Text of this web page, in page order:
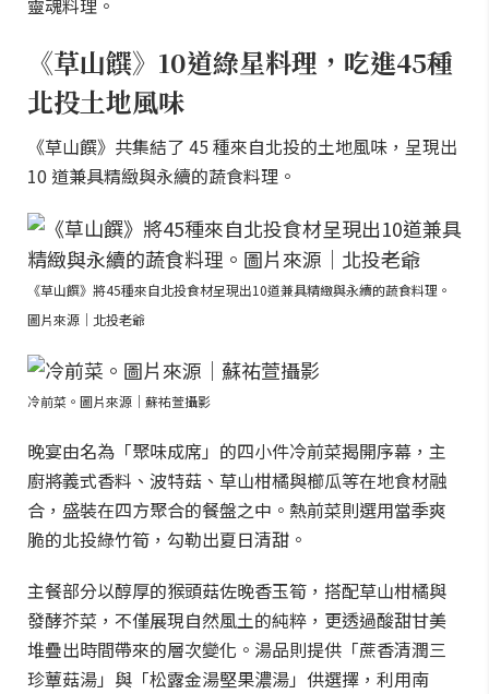
靈魂料理。
《草山饌》10道綠星料理，吃進45種
北投土地風味
《草山饌》共集結了 45 種來自北投的土地風味，呈現出
10 道兼具精緻與永續的蔬食料理。
《草山饌》將45種來自北投食材呈現出10道兼具精緻與永續的蔬食料理。
圖片來源｜北投老爺
冷前菜。圖片來源｜蘇祐萱攝影
晚宴由名為「聚味成席」的四小件冷前菜揭開序幕，主
廚將義式香料、波特菇、草山柑橘與櫛瓜等在地食材融
合，盛裝在四方聚合的餐盤之中。熱前菜則選用當季爽
脆的北投綠竹筍，勾勒出夏日清甜。
主餐部分以醇厚的猴頭菇佐晚香玉筍，搭配草山柑橘與
發酵芥菜，不僅展現自然風土的純粹，更透過酸甜甘美
堆疊出時間帶來的層次變化。湯品則提供「蔗香清潤三
珍蕈菇湯」與「松露金湯堅果濃湯」供選擇，利用南